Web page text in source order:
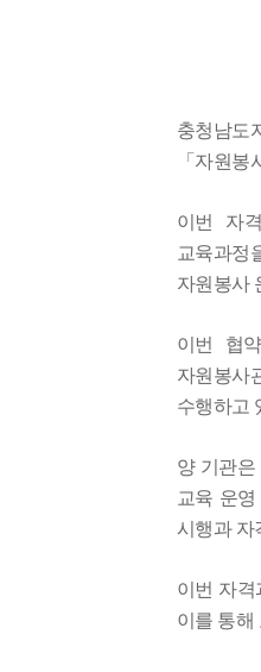
충청남도
「 자원봉
이번 자
교육과정
자원봉사
이번 협
자원봉사
수행하고
양 기관
교육 운
시행과 자
이번 자
이를 통해